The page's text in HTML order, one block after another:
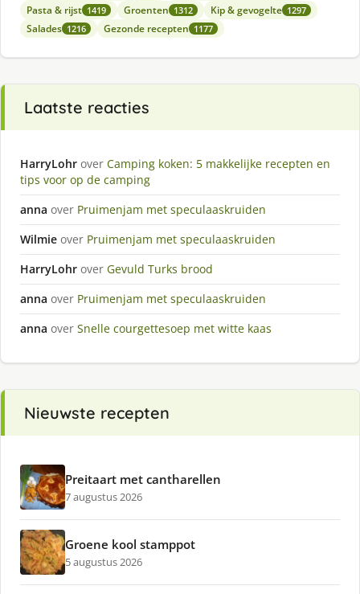
Pasta & rijst 1419 Groenten 1312 Kip & gevogelte 1297
Salades 1216 Gezonde recepten 1177
Laatste reacties
HarryLohr over Camping koken: 5 makkelijke recepten en
tips voor op de camping
anna over Pruimenjam met speculaaskruiden
Wilmie over Pruimenjam met speculaaskruiden
HarryLohr over Gevuld Turks brood
anna over Pruimenjam met speculaaskruiden
anna over Snelle courgettesoep met witte kaas
Nieuwste recepten
Preitaart met cantharellen
7 augustus 2026
Groene kool stamppot
5 augustus 2026